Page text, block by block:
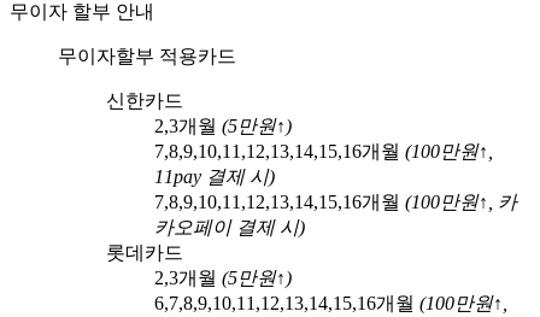
무이자 할부 안내
무이자할부 적용카드
신한카드
2,3개월 (5만원↑)
7,8,9,10,11,12,13,14,15,16개월 (100만원↑,
11pay 결제 시)
7,8,9,10,11,12,13,14,15,16개월 (100만원↑, 카
카오페이결제 시)
롯데카드
2,3개월 (5만원↑)
6,7,8,9,10,11,12,13,14,15,16개월 (100만원↑,